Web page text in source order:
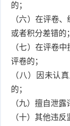
的；
（六）在评卷
或者积分差错的；
（七）在评卷
评卷的；
（八）因未认
的；
（九）擅自泄
（十）其他违